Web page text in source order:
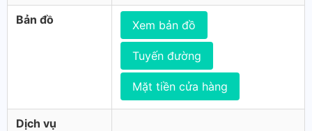
Bản đồ Xem bản đồ
Tuyến đường
Mặt tiền cửa hàng
Dịch vụ